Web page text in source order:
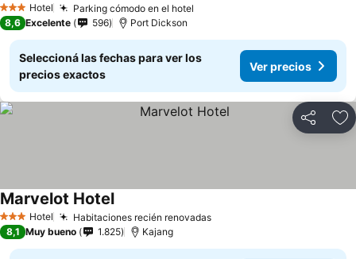
3 Estrellas
Hotel Parking cómodo en el hotel
8,6 Excelente 596 Port Dickson
Seleccioná las fechas para ver los
precios exactos
Ver precios
Compartir
3 Estrellas
Hotel Habitaciones recién renovadas
Marvelot Hotel
8,1 Muy bueno 1.825 Kajang